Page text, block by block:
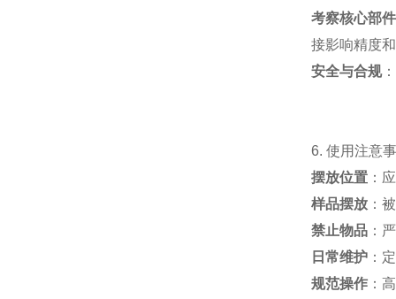
考察核心部件
接影响精度
安全与合规
6. 使用注意
摆放位置：
样品摆放：
禁止物品：
日常维护：
规范操作：